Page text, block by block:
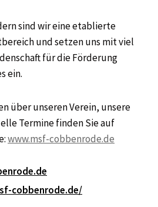
sind wir eine etablierte
und setzen uns mit viel
für die Förderung
ein.
über unseren Verein, unsere
Termine finden Sie auf
www.msf-cobbenrode.de
cobbenrode.de/